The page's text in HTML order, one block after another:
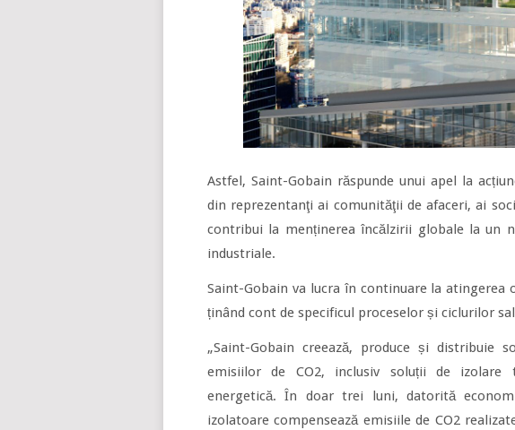
Astfel, Saint-Gobain răspunde unui apel la
din reprezentanţi ai comunităţii de afaceri, ai
contribui la menținerea încălzirii globale la un
industriale.
Saint-Gobain va lucra în continuare la
ținând cont de specificul proceselor și ciclurilor
„Saint-Gobain creează, produce și distribuie
emisiilor de CO2, inclusiv soluții de izolare
energetică. În doar trei luni, datorită
izolatoare compensează emisiile de CO2